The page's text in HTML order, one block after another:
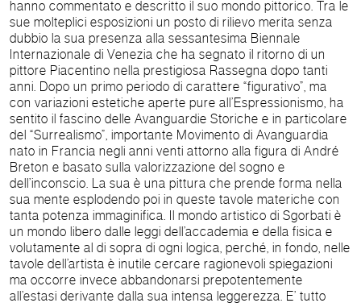
hanno commentato e descritto il suo mondo pittorico. Tra le
sue molteplici esposizioni un posto di rilievo merita senza
dubbio la sua presenza alla sessantesima Biennale
Internazionale di Venezia che ha segnato il ritorno di un
pittore Piacentino nella prestigiosa Rassegna dopo tanti
anni. Dopo un primo periodo di carattere “figurativo”, ma
con variazioni estetiche aperte pure all’Espressionismo, ha
sentito il fascino delle Avanguardie Storiche e in particolare
del “Surrealismo”, importante Movimento di Avanguardia
nato in Francia negli anni venti attorno alla figura di André
Breton e basato sulla valorizzazione del sogno e
dell’inconscio. La sua è una pittura che prende forma nella
sua mente esplodendo poi in queste tavole materiche con
tanta potenza immaginifica. Il mondo artistico di Sgorbati è
un mondo libero dalle leggi dell’accademia e della fisica e
volutamente al di sopra di ogni logica, perché, in fondo, nelle
tavole dell’artista è inutile cercare ragionevoli spiegazioni
ma occorre invece abbandonarsi prepotentemente
all’estasi derivante dalla sua intensa leggerezza. E’ tutto